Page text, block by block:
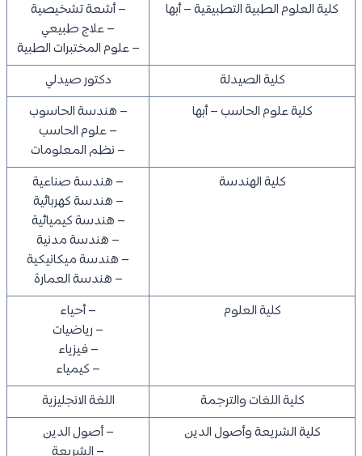
كلية العلوم الطبية التطبيقية – أبها
– أشعة تشخيصية
– علاج طبيعي
– علوم المختبرات الطبية
كلية الصيدلة
دكتور صيدلي
كلية علوم الحاسب – أبها
– هندسة الحاسوب
– علوم الحاسب
– نظم المعلومات
كلية الهندسة
– هندسة صناعية
– هندسة كهربائية
– هندسة كيميائية
– هندسة مدنية
– هندسة ميكانيكية
– هندسة العمارة
كلية العلوم
– أحياء
– رياضيات
– فيزياء
– كيمياء
كلية اللغات والترجمة
اللغة الانجليزية
كلية الشريعة وأصول الدين
– أصول الدين